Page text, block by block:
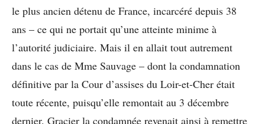
le plus ancien détenu de France, incarcéré depuis 38
ans – ce qui ne portait qu’une atteinte minime à
l’autorité judiciaire. Mais il en allait tout autrement
dans le cas de Mme Sauvage – dont la condamnation
définitive par la Cour d’assises du Loir-et-Cher était
toute récente, puisqu’elle remontait au 3 décembre
dernier. Gracier la condamnée revenait ainsi à remettre